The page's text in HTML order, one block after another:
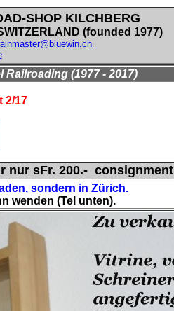
SHOP KILCHBERG
(founded 1977)
(1977 - 2017)
2/17
nur sFr. 200.- consignment
sondern in Zürich.
wenden (Tel unten).